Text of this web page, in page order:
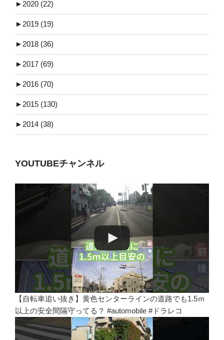
► 2020 (22)
► 2019 (19)
► 2018 (36)
► 2017 (69)
► 2016 (70)
► 2015 (130)
► 2014 (38)
YOUTUBEチャンネル
【自転車追い抜き】黄色センターラインの道路でも1.5ｍ
以上の安全間隔守ってる？ #automobile #ドラレコ